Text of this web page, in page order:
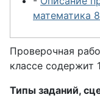
математика
Проверочная
классе содержит
Типы заданий,